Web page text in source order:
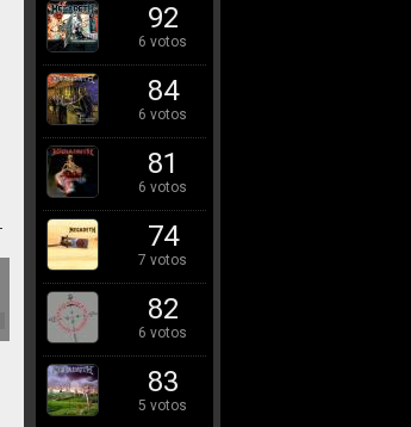
92
6 votos
84
6 votos
81
6 votos
74
7 votos
82
6 votos
83
5 votos